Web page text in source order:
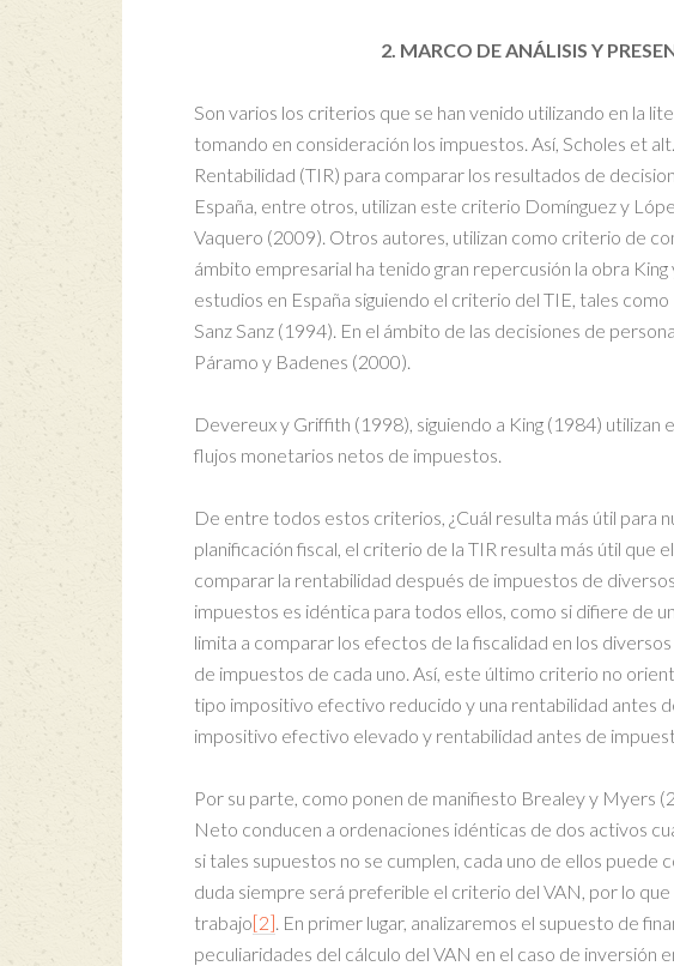
2. MARCO DE ANÁLISIS Y
Son varios los criterios que se han venido utilizando en la
tomando en consideración los impuestos. Así, Scholes et
Rentabilidad (TIR) para comparar los resultados de
España, entre otros, utilizan este criterio Domínguez y
Vaquero (2009). Otros autores, utilizan como criterio de
ámbito empresarial ha tenido gran repercusión la obra
estudios en España siguiendo el criterio del TIE, tales
Sanz Sanz (1994). En el ámbito de las decisiones de
Páramo y Badenes (2000).
Devereux y Griffith (1998), siguiendo a King (1984)
flujos monetarios netos de impuestos.
De entre todos estos criterios, ¿Cuál resulta más útil para
planificación fiscal, el criterio de la TIR resulta más útil
comparar la rentabilidad después de impuestos de
impuestos es idéntica para todos ellos, como si difiere de
limita a comparar los efectos de la fiscalidad en los
de impuestos de cada uno. Así, este último criterio no
tipo impositivo efectivo reducido y una rentabilidad antes
impositivo efectivo elevado y rentabilidad antes de
Por su parte, como ponen de manifiesto Brealey y Myers
Neto conducen a ordenaciones idénticas de dos activos
si tales supuestos no se cumplen, cada uno de ellos puede
duda siempre será preferible el criterio del VAN, por lo
trabajo[2]. En primer lugar, analizaremos el supuesto de
peculiaridades del cálculo del VAN en el caso de inversión